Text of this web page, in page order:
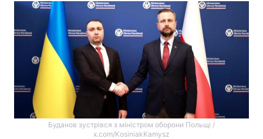
Буданов зустрівся з міністром оборони Польщі /
x.com/KosiniakKamysz